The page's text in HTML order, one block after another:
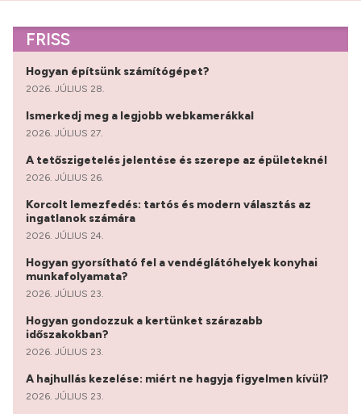
FRISS
Hogyan építsünk számítógépet?
2026. JÚLIUS 28.
Ismerkedj meg a legjobb webkamerákkal
2026. JÚLIUS 27.
A tetőszigetelés jelentése és szerepe az épületeknél
2026. JÚLIUS 26.
Korcolt lemezfedés: tartós és modern választás az
ingatlanok számára
2026. JÚLIUS 24.
Hogyan gyorsítható fel a vendéglátóhelyek konyhai
munkafolyamata?
2026. JÚLIUS 23.
Hogyan gondozzuk a kertünket szárazabb
időszakokban?
2026. JÚLIUS 23.
A hajhullás kezelése: miért ne hagyja figyelmen kívül?
2026. JÚLIUS 23.